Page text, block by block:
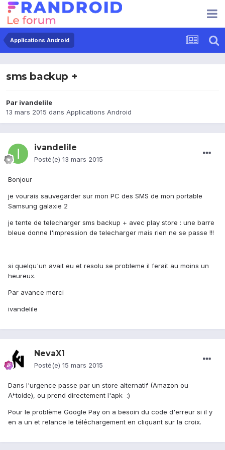
Applications Android
sms backup +
Par ivandelile
13 mars 2015 dans Applications Android
ivandelile
Posté(e) 13 mars 2015
Bonjour
je vourais sauvegarder sur mon PC des SMS de mon portable
Samsung galaxie 2
je tente de telecharger sms backup + avec play store : une barre
bleue donne l'impression de telecharger mais rien ne se passe !!!
si quelqu'un avait eu et resolu se probleme il ferait au moins un
heureux.
Par avance merci
ivandelile
NevaX1
Posté(e) 15 mars 2015
Dans l'urgence passe par un store alternatif (Amazon ou
A*toide), ou prend directement l'apk :)
Pour le problème Google Pay on a besoin du code d'erreur si il y
en a un et relance le téléchargement en cliquant sur la croix.